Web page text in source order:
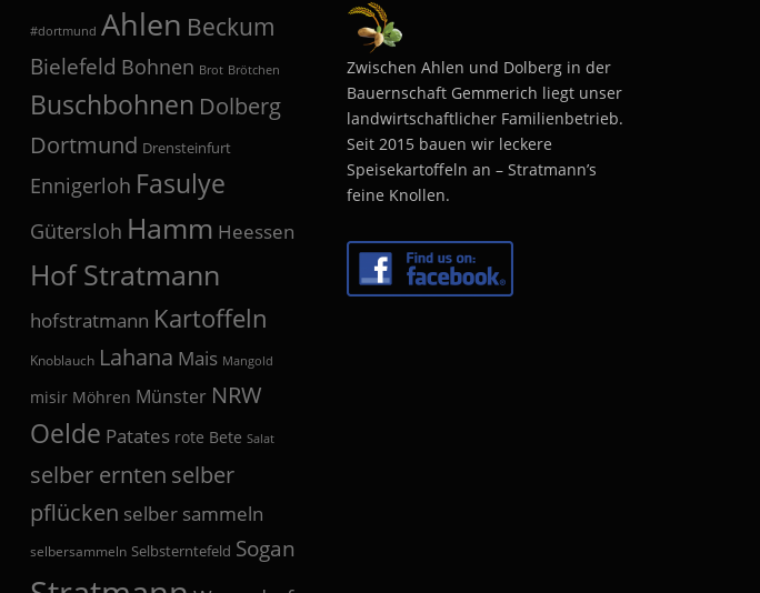
#dortmund Ahlen Beckum
Bielefeld Bohnen Brot Brötchen
Buschbohnen Dolberg
Dortmund Drensteinfurt
Ennigerloh Fasulye
Gütersloh Hamm Heessen
Hof Stratmann
hofstratmann Kartoffeln
Knoblauch Lahana Mais Mangold
misir Möhren Münster NRW
Oelde Patates rote Bete Salat
selber ernten selber
pflücken selber sammeln
selbersammeln Selbsterntefeld Sogan
Zwischen Ahlen und Dolberg in der
Bauernschaft Gemmerich liegt unser
landwirtschaftlicher Familienbetrieb.
Seit 2015 bauen wir leckere
Speisekartoffeln an – Stratmann’s
feine Knollen.